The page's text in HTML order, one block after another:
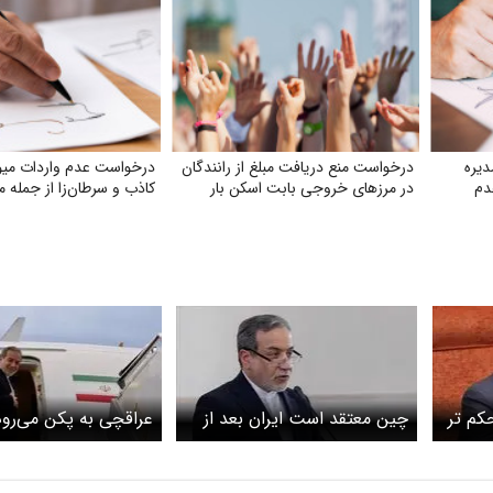
درخواست منع دریافت مبلغ از رانندگان
در مرزهای خروجی بابت اسکن بار
درخواست عدم واردات
کاذب و سرطان‌زا از جمله
تر
چین معتقد است ایران بعد از
جنگ متفاوت از قبل است
عراقچی به پکن